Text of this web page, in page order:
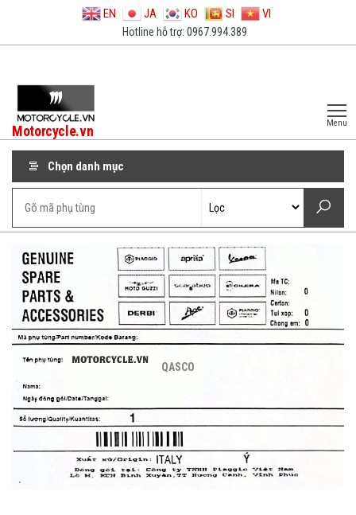
EN JA KO SI VI
Hotline hỗ trợ: 0967.994.389
Motorcycle.vn Menu
Chọn danh mục
QASCO